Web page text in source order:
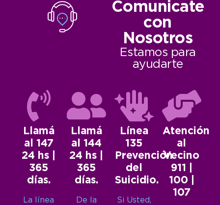
Comunicate
con
Nosotros
Estamos para
ayudarte
Llamá
al 147
24 hs |
365
días.
La línea
Llamá
al 144
24 hs |
365
días.
De la
Línea
135
Prevención
del
Suicidio.
Si Usted,
Atención
al
Vecino
911 |
100 |
107